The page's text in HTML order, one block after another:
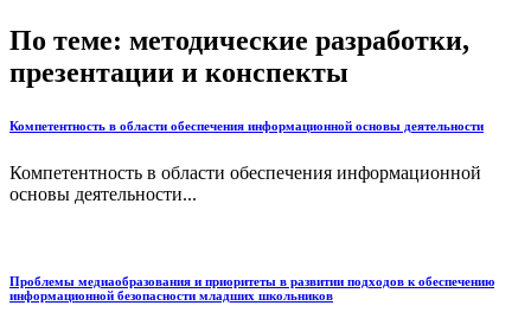
По теме: методические разработки,
презентации и конспекты
Компетентность в области обеспечения информационной основы деятельности
Компетентность в области обеспечения информационной
основы деятельности...
Проблемы медиаобразования и приоритеты в развитии подходов к обеспечению
информационной безопасности младших школьников